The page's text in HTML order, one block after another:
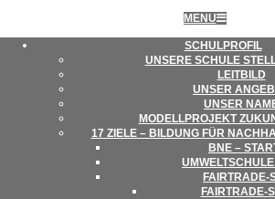
LEONORE-
SCHULE
Menu
MENU
SCHUL­PRO­FIL
UNSERE SCHULE
LEIT­BILD
UNSER
UNSER
MODELL­PRO­JEKT
17 ZIELE – BIL­DUNG FÜR
BNE –
FAIR­­TRADE-
FAIR­TRADE-